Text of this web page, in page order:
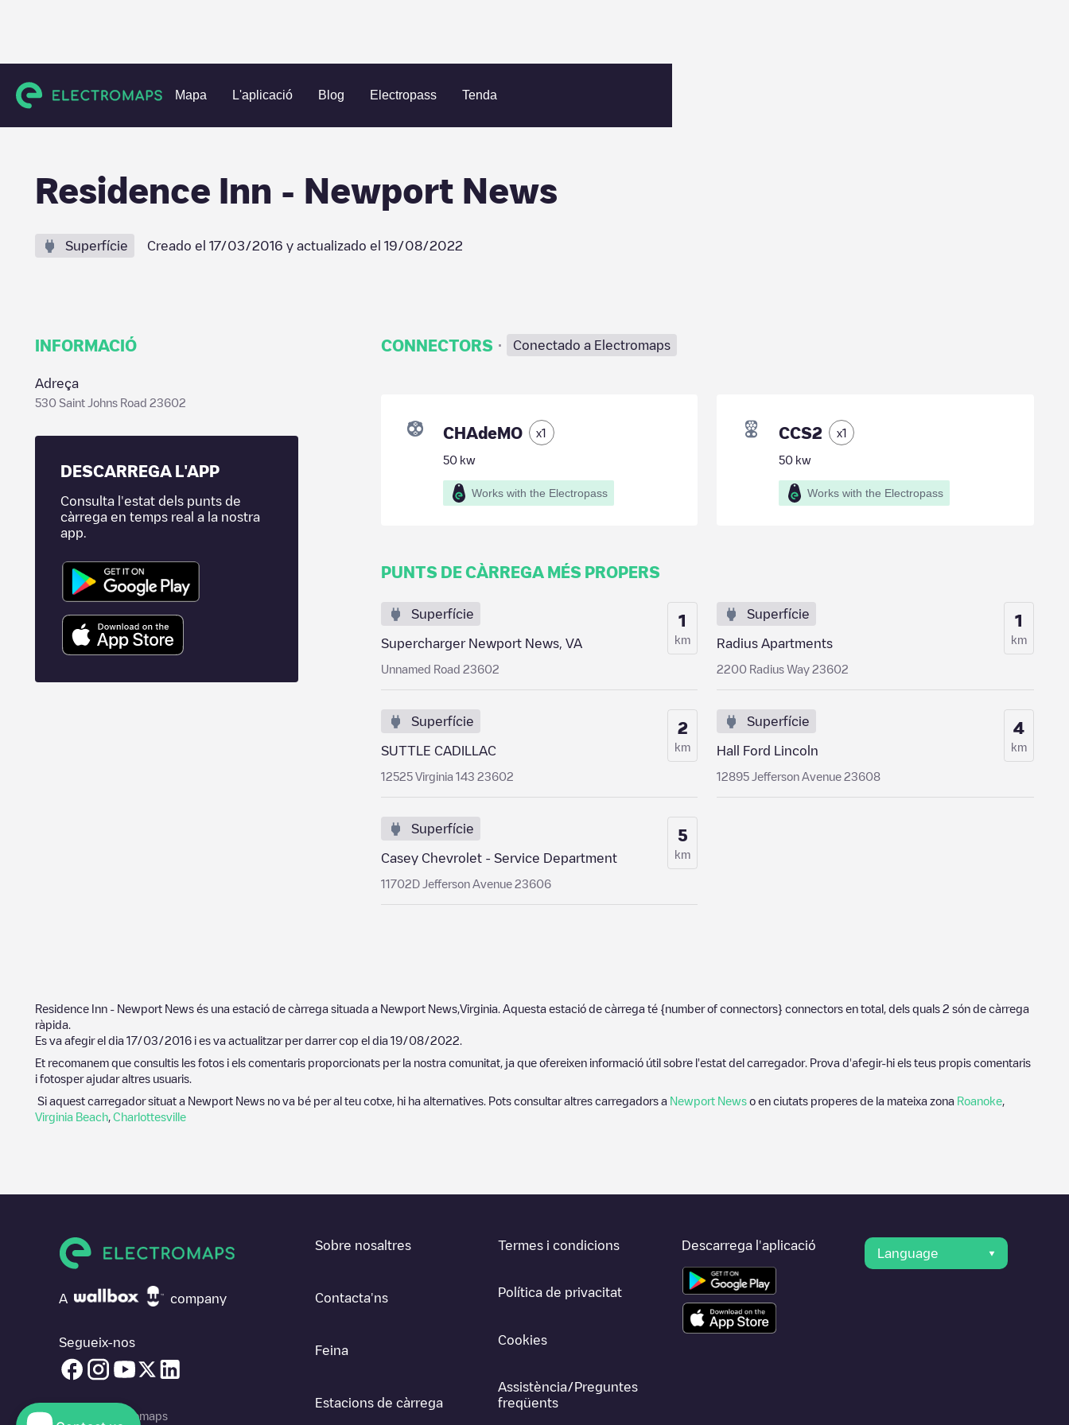
Mapa L'aplicació Blog Electropass Tenda
Charging stations Estats Units Virginia Newport News Residence Inn - Newport News
Residence Inn - Newport News
Superfície Creado el 17/03/2016 y actualizado el 19/08/2022
INFORMACIÓ
Adreça
530 Saint Johns Road 23602
DESCARREGA L'APP
Consulta l'estat dels punts de
càrrega en temps real a la nostra
app.
CONNECTORS · Conectado a Electromaps
CHAdeMO x1
50kw
Works with the Electropass
CCS2 x1
50 kw
Works with the Electropass
PUNTS DE CÀRREGA MÉS PROPERS
Superfície
Supercharger Newport News, VA
Unnamed Road 23602
1
km
Superfície
Radius Apartments
2200 Radius Way 23602
1
km
Superfície
SUTTLE CADILLAC
12525 Virginia 143 23602
2
km
Superfície
Hall Ford Lincoln
12895 Jefferson Avenue 23608
4
km
Superfície
Casey Chevrolet - Service Department
11702D Jefferson Avenue 23606
5
km
Residence Inn - Newport News és una estació de càrrega situada a Newport News Virginia . Aquesta estació de càrrega té {number of connectors} connectors en total, dels quals 2 són de càrrega
ràpida.
Es va afegir el dia 17/03/2016 i es va actualitzar per darrer cop el dia 19/08/2022
Et recomanem que consultis les fotos i els comentaris proporcionats per la nostra comunitat, ja que ofereixen informació útil sobre l'estat del carregador. Prova d'afegir-hi els teus propis comentaris
i fotosper ajudar altres usuaris.
Si aquest carregador situat a Newport News no va bé per al teu cotxe, hi ha alternatives. Pots consultar altres carregadors a Newport News o en ciutats properes de la mateixa zona Roanoke
Virginia Beach Charlottesville
A company
Segueix-nos
© 2026 Electromaps
Sobre nosaltres
Contacta'ns
Feina
Estacions de càrrega
Termes i condicions
Política de privacitat
Cookies
Assistència/Preguntes
freqüents
Descarrega l'aplicació
Language